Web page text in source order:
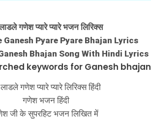
गणेश प्यारे प्यारे भजन लिरिक्स
Ganesh Pyare Pyare Bhajan Lyrics
Bhajan Song With Hindi Lyrics
keywords for Ganesh bhajan
गणेश प्यारे प्यारे लिरिक्स हिंदी
गणेश भजन हिंदी
जी के सुपरहिट भजन लिखित में